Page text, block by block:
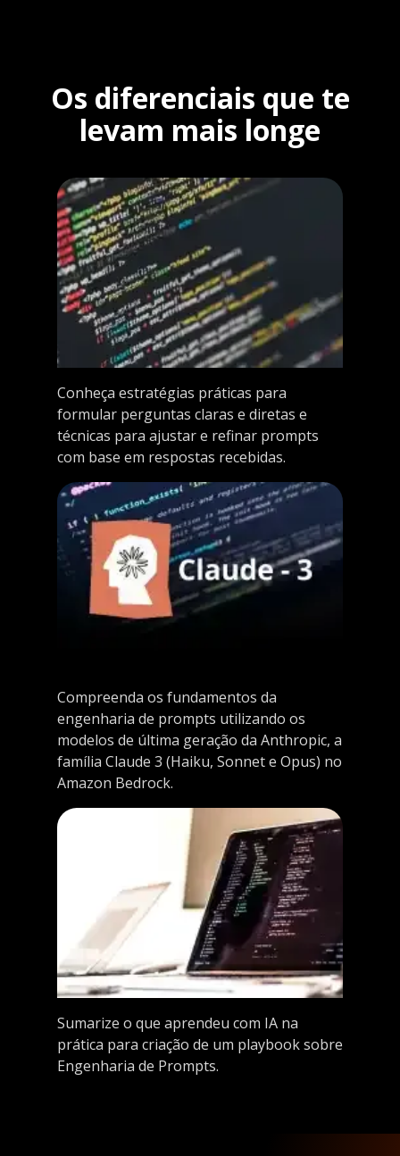
Os diferenciais que te
levam mais longe
Conheça estratégias práticas para
formular perguntas claras e diretas e
técnicas para ajustar e refinar prompts
com base em respostas recebidas.
Compreenda os fundamentos da
engenharia de prompts utilizando os
modelos de última geração da Anthropic, a
família Claude 3 (Haiku, Sonnet e Opus) no
Amazon Bedrock.
Sumarize o que aprendeu com IA na
prática para criação de um playbook sobre
Engenharia de Prompts.